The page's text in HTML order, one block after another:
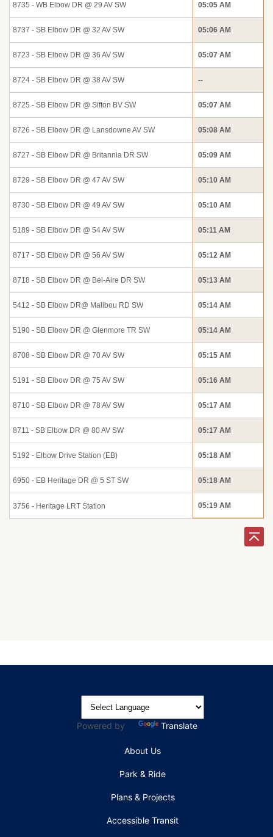
8735 - WB Elbow DR @ 29 AV SW 05:05 AM
8737 - SB Elbow DR @ 32 AV SW 05:06 AM
8723 - SB Elbow DR @ 36 AV SW 05:07 AM
8724 - SB Elbow DR @ 38 AV SW --
8725 - SB Elbow DR @ Sifton BV SW 05:07 AM
8726 - SB Elbow DR @ Lansdowne AV SW 05:08 AM
8727 - SB Elbow DR @ Britannia DR SW 05:09 AM
8729 - SB Elbow DR @ 47 AV SW 05:10 AM
8730 - SB Elbow DR @ 49 AV SW 05:10 AM
5189 - SB Elbow DR @ 54 AV SW 05:11 AM
8717 - SB Elbow DR @ 56 AV SW 05:12 AM
8718 - SB Elbow DR @ Bel-Aire DR SW 05:13 AM
5412 - SB Elbow DR@ Malibou RD SW 05:14 AM
5190 - SB Elbow DR @ Glenmore TR SW 05:14 AM
8708 - SB Elbow DR @ 70 AV SW 05:15 AM
5191 - SB Elbow DR @ 75 AV SW 05:16 AM
8710 - SB Elbow DR @ 78 AV SW 05:17 AM
8711 - SB Elbow DR @ 80 AV SW 05:17 AM
5192 - Elbow Drive Station (EB) 05:18 AM
6950 - EB Heritage DR @ 5 ST SW 05:18 AM
3756 - Heritage LRT Station 05:19 AM
Powered by Translate
About Us
Park & Ride
Plans & Projects
Accessible Transit